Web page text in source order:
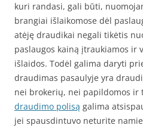
kuri randasi, gali būti,
brangiai išlaikomose dėl
atėję draudikai negali tikėtis
paslaugos kainą įtraukiamos ir
išlaidos. Todėl galima daryti
draudimas pasaulyje yra
nei brokerių, nei papildomos ir
draudimo polisą galima
jei spausdintuvo neturite